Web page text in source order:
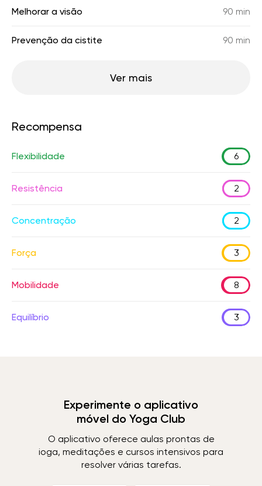
Melhorar a visão 90 min
Prevenção da cistite 90 min
Ver mais
Recompensa
Flexibilidade 6
Resistência 2
Concentração 2
Força 3
Mobilidade 8
Equilíbrio 3
Experimente o aplicativo
móvel do Yoga Club
O aplicativo oferece aulas prontas de
ioga, meditações e cursos intensivos para
resolver várias tarefas.